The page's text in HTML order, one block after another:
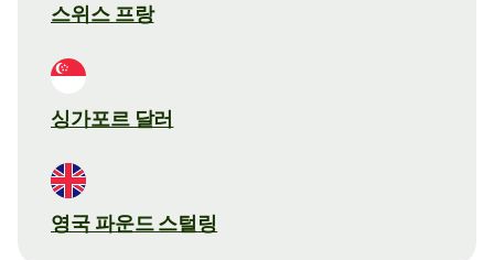
스위스 프랑
싱가포르 달러
영국 파운드 스털링